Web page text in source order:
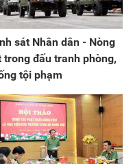
sát Nhân dân - Nòng
trong đấu tranh phòng,
tội phạm